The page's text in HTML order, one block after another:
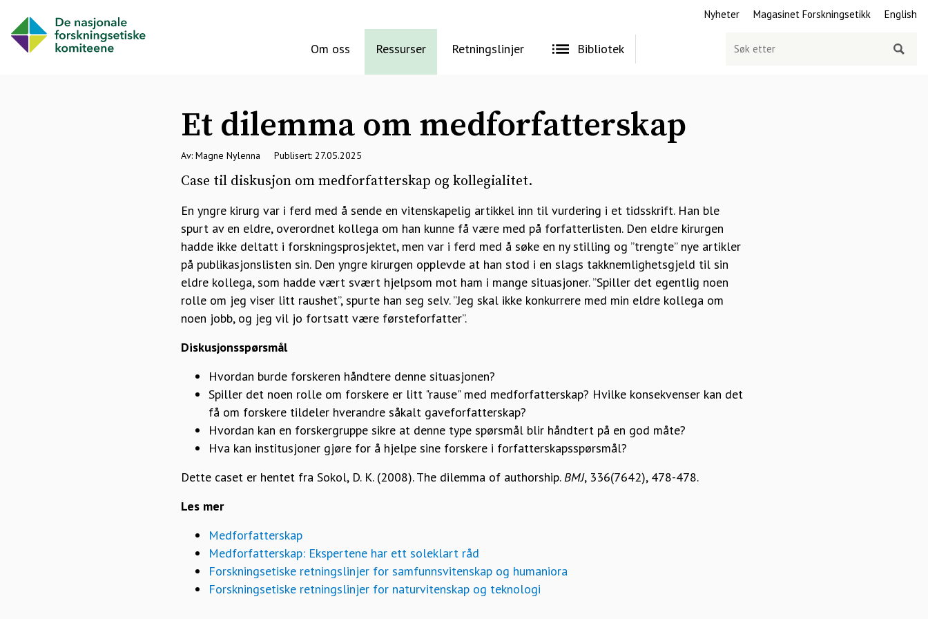
Nyheter Magasinet Forskningsetikk English
Om oss Ressurser Retningslinjer Bibliotek
Søk
Et dilemma om medforfatterskap
Av: Magne Nylenna Publisert: 27.05.2025
Case til diskusjon om medforfatterskap og kollegialitet.
En yngre kirurg var i ferd med å sende en vitenskapelig artikkel inn til vurdering i et tidsskrift. Han ble
spurt av en eldre, overordnet kollega om han kunne få være med på forfatterlisten. Den eldre kirurgen
hadde ikke deltatt i forskningsprosjektet, men var i ferd med å søke en ny stilling og ”trengte” nye artikler
på publikasjonslisten sin. Den yngre kirurgen opplevde at han stod i en slags takknemlighetsgjeld til sin
eldre kollega, som hadde vært svært hjelpsom mot ham i mange situasjoner. ”Spiller det egentlig noen
rolle om jeg viser litt raushet”, spurte han seg selv. ”Jeg skal ikke konkurrere med min eldre kollega om
noen jobb, og jeg vil jo fortsatt være førsteforfatter”.
Diskusjonsspørsmål
Hvordan burde forskeren håndtere denne situasjonen?
Spiller det noen rolle om forskere er litt "rause" med medforfatterskap? Hvilke konsekvenser kan det
få om forskere tildeler hverandre såkalt gaveforfatterskap?
Hvordan kan en forskergruppe sikre at denne type spørsmål blir håndtert på en god måte?
Hva kan institusjoner gjøre for å hjelpe sine forskere i forfatterskapsspørsmål?
Dette caset er hentet fra Sokol, D. K. (2008). The dilemma of authorship.BMJ, 336(7642), 478-478.
Les mer
Medforfatterskap
Medforfatterskap: Ekspertene har ett soleklart råd
Forskningsetiske retningslinjer for samfunnsvitenskap og humaniora
Forskningsetiske retningslinjer for naturvitenskap og teknologi